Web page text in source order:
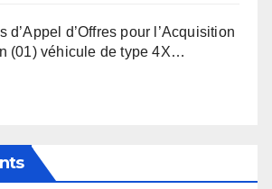
d’Appel d’Offres pour l’Acquisition
(01) véhicule de type 4X…